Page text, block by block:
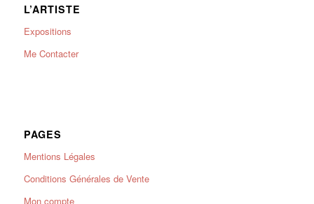
L’ARTISTE
Expositions
Me Contacter
PAGES
Mentions Légales
Conditions Générales de Vente
Mon compte